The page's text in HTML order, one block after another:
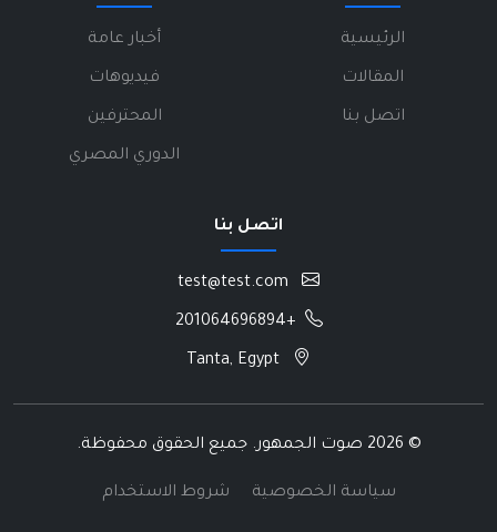
الرئيسية
المقالات
اتصل بنا
أخبار عامة
فيديوهات
المحترفين
الدوري المصري
اتصل بنا
+201064696894
© 2026 صوت الجمهور. جميع الحقوق محفوظة.
سياسة الخصوصية شروط الاستخدام